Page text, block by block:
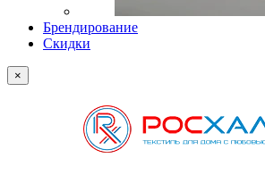
Брендирование
Скидки
×